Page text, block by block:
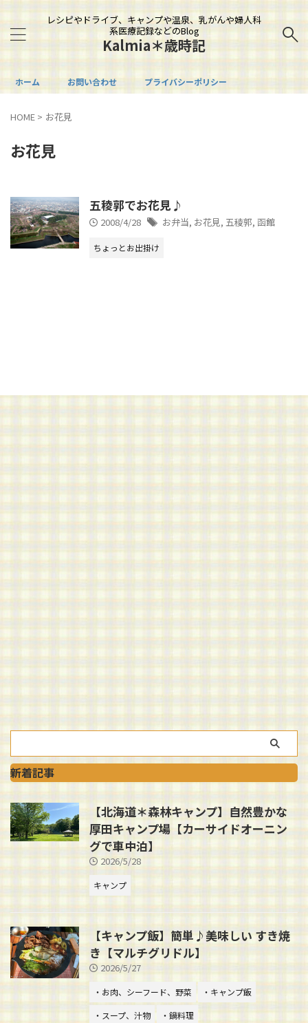
レシピやドライブ、キャンプや温泉、乳がんや婦人科
系医療記録などのBlog
Kalmia＊歳時記
ホーム お問い合わせ プライバシーポリシー
HOME > お花見
お花見
五稜郭でお花見♪
2008/4/28 お弁当, お花見, 五稜郭, 函館
ちょっとお出掛け
新着記事
【北海道＊森林キャンプ】自然豊かな
厚田キャンプ場【カーサイドオーニン
グで車中泊】
2026/5/28
キャンプ
【キャンプ飯】簡単♪美味しい すき焼
き【マルチグリドル】
2026/5/27
・お肉、シーフード、野菜
・キャンプ飯
・スープ、汁物
・鍋料理